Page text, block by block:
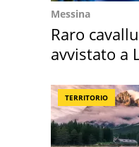
Messina
Raro
avvistato a
TERRITORIO